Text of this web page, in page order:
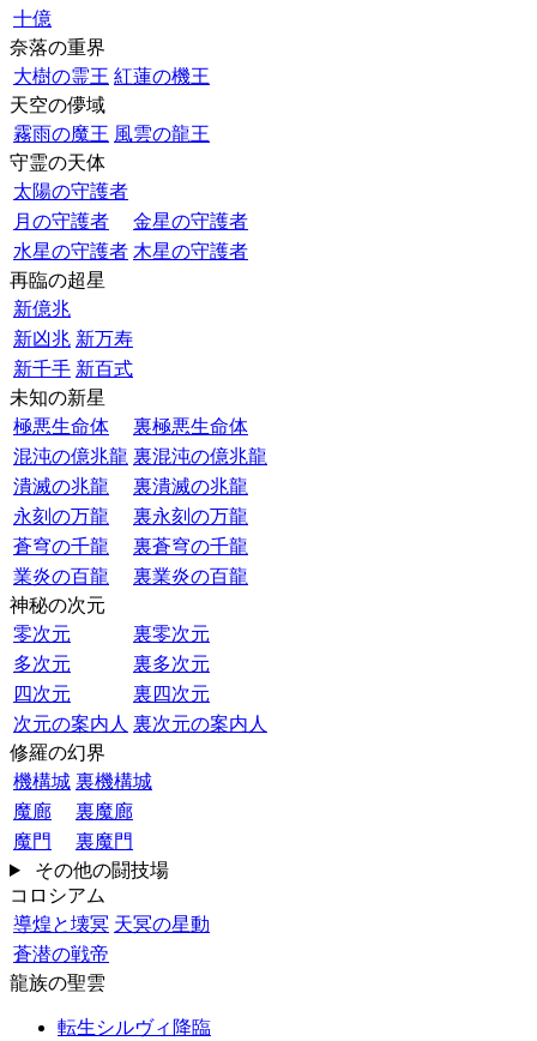
十億
奈落の重界
大樹の霊王 紅蓮の機王
天空の儚域
霧雨の魔王 風雲の龍王
守霊の天体
太陽の守護者
月の守護者
金星の守護者
水星の守護者 木星の守護者
再臨の超星
新億兆
新凶兆 新万寿
新千手 新百式
未知の新星
極悪生命体
裏極悪生命体
混沌の億兆龍 裏混沌の億兆龍
潰滅の兆龍
裏潰滅の兆龍
永刻の万龍
裏永刻の万龍
蒼穹の千龍
裏蒼穹の千龍
業炎の百龍
裏業炎の百龍
神秘の次元
零次元
裏零次元
多次元
裏多次元
四次元
裏四次元
次元の案内人 裏次元の案内人
修羅の幻界
機構城 裏機構城
魔廊
裏魔廊
魔門
裏魔門
その他の闘技場
コロシアム
導煌と壊冥 天冥の星動
蒼潜の戦帝
龍族の聖雲
転生シルヴィ降臨